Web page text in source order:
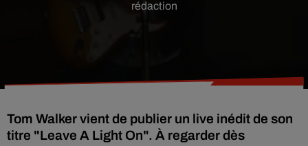
rédaction
Tom Walker vient de publier un live inédit de son
titre "Leave A Light On". À regarder dès